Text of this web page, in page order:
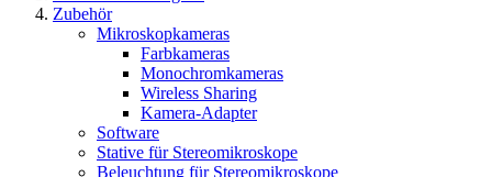
Zubehör
Mikroskopkameras
Farbkameras
Monochromkameras
Wireless Sharing
Kamera-Adapter
Software
Stative für Stereomikroskope
Beleuchtung für Stereomikroskope